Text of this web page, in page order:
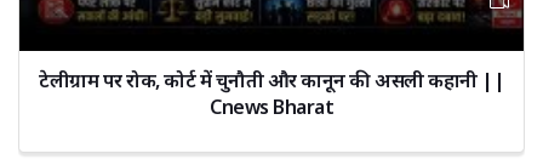
टेलीग्राम पर रोक, कोर्ट में चुनौती और कानून की असली कहानी ||
Cnews Bharat